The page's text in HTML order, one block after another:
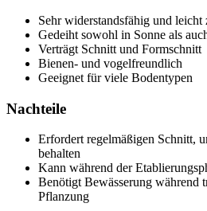
Sehr widerstandsfähig und
Gedeiht sowohl in Sonne als
Verträgt Schnitt und Formschnitt
Bienen- und vogelfreundlich
Geeignet für viele Bodentypen
Nachteile
Erfordert regelmäßigen Schnitt,
behalten
Kann während der
Benötigt Bewässerung während
Pflanzung